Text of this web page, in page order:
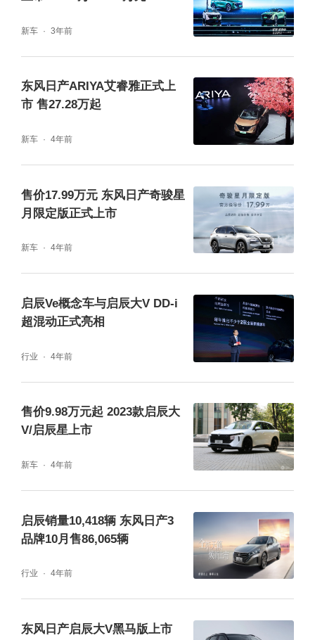
启辰大V一直以来倡导的精神内核，在年轻群
体中引发深度共鸣，这与《独行月球》电影所
展现的价值观高度契合。在此基础上，东风日
产启辰与《独行月球》欢乐联合，成为官方合
作伙伴，推出探月版车型，鼓励更多年轻消费
者不畏困难，在“星辰大海”中奋勇拼搏，并陪
伴更多年轻消费者一同探索，用努力奋斗创造
人生的希望。
更V体验，打造专属探月“装备”
“宇宙那么大，我们还会遇见”！自去年9月份上
市以来，东风日产启辰大V成功收获了年轻消
费者的喜爱和认可。如今，东风日产启辰大V
再次推出探月版车型，为消费者带来更帅、更
大、更爽、更超值的用车体验，进一步满足年
轻用户的出行需求和想象。
大V更帅：专属探月元素彰显酷炫个性
东风日产启辰大V探月版从电影情节获得灵
感，探月拉花搭配流光踏板，完美再现“独孤
月”的英姿，整车造型更酷炫，外观颜值更帅
新车 3年前
东风日产ARIYA艾睿雅正式上
市 售27.28万起
新车 4年前
售价17.99万元 东风日产奇骏星
月限定版正式上市
新车 4年前
启辰Ve概念车与启辰大V DD-i
超混动正式亮相
行业 4年前
售价9.98万元起 2023款启辰大
V/启辰星上市
新车 4年前
启辰销量10,418辆 东风日产3
品牌10月售86,065辆
行业 4年前
东风日产启辰大V黑马版上市